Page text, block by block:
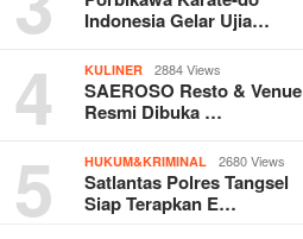
Indonesia Gelar Ujia…
4 KULINER 2884 Views
SAEROSO Resto & Venue
Resmi Dibuka …
5 HUKUM&KRIMINAL 2680 Views
Satlantas Polres Tangsel
Siap Terapkan E…